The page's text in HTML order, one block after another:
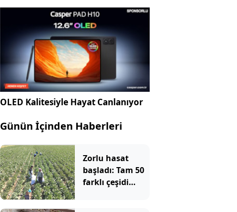
OLED Kalitesiyle Hayat Canlanıyor
Günün İçinden Haberleri
Zorlu hasat
başladı: Tam 50
farklı çeşidi